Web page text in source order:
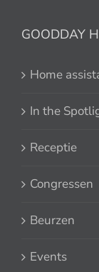
GOODDAY
Home
In the
Receptie
Congressen
Beurzen
Events